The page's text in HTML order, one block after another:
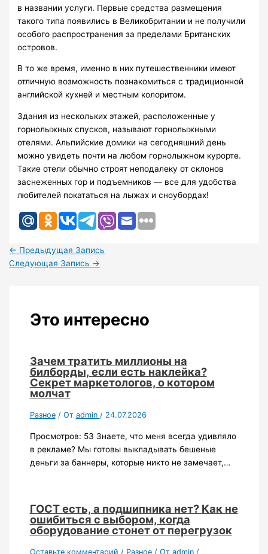
в названии услуги. Первые средства размещения
такого типа появились в Великобритании и не получили
особого распространения за пределами Британских
островов.
В то же время, именно в них путешественники имеют
отличную возможность познакомиться с традиционной
английской кухней и местным колоритом.
Здания из нескольких этажей, расположенные у
горнолыжных спусков, называют горнолыжными
отелями. Альпийские домики на сегодняшний день
можно увидеть почти на любом горнолыжном курорте.
Такие отели обычно строят неподалеку от склонов
заснеженных гор и подъемников — все для удобства
любителей покататься на лыжах и сноубордах!
← Предыдущая Запись
Следующая Запись →
Это интересно
Зачем тратить миллионы на
билборды, если есть наклейка?
Секрет маркетологов, о котором
молчат
Разное/ От admin / 24.07.2026
Просмотров: 53 Знаете, что меня всегда удивляло
в рекламе? Мы готовы выкладывать бешеные
деньги за баннеры, которые никто не замечает,…
ГОСТ есть, а подшипника нет? Как не
ошибиться с выбором, когда
оборудование стонет от перегрузок
Оставьте комментарий / Разное/ От admin /